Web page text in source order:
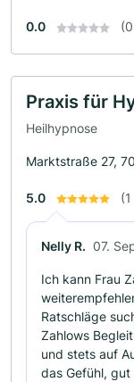
0.0
Praxis für
Heilhypnose
Marktstraße 27,
5.0
Nelly R. 07.
Ich kann Frau
Ratschläge
Zahlows
und stets auf
das Gefühl,